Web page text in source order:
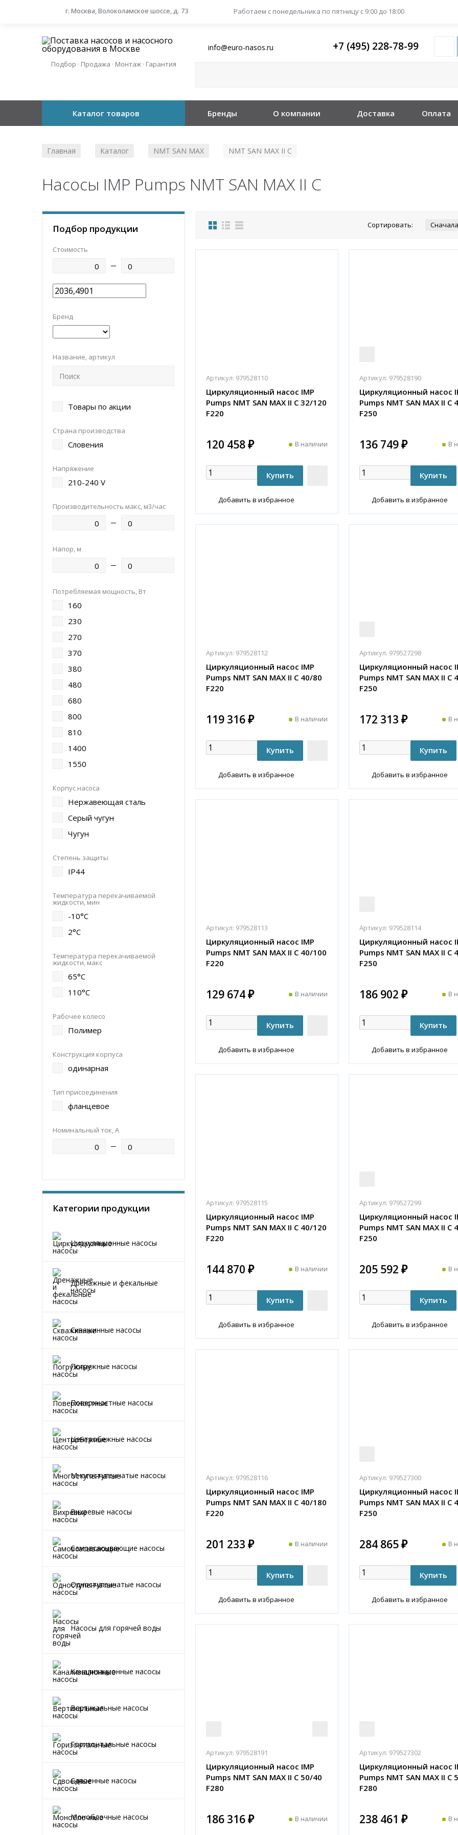
г. Москва, Волоколамское шоссе, д. 73 Работаем с понедельника по пятницу с 9:00 до 18:00
Подбор · Продажа · Монтаж · Гарантия
info@euro-nasos.ru +7 (495) 228-78-99
Каталог товаров Бренды О компании Доставка Оплата
Главная Каталог NMT SAN MAX NMT SAN MAX II C
Насосы IMP Pumps NMT SAN MAX II C
Подбор продукции
Стоимость
Бренд
Название, артикул
Товары по акции
Страна производства
Словения
Напряжение
210-240 V
Производительность макс, м3/час
Напор, м
Потребляемая мощность, Вт
160
230
270
370
380
480
680
800
810
1400
1550
Корпус насоса
Нержавеющая сталь
Серый чугун
Чугун
Степень защиты
IP44
Температура перекачиваемой
жидкости, мин
-10°C
2°C
Температура перекачиваемой
жидкости, макс
65°C
110°C
Рабочее колесо
Полимер
Конструкция корпуса
одинарная
Тип присоединения
фланцевое
Номинальный ток, А
Категории продукции
Циркуляционные насосы
Дренажные и фекальные
насосы
Скважинные насосы
Погружные насосы
Поверхностные насосы
Центробежные насосы
Многоступенчатые насосы
Вихревые насосы
Самовсасывающие насосы
Одноступенчатые насосы
Насосы для горячей воды
Канализационные насосы
Вертикальные насосы
Горизонтальные насосы
Сдвоенные насосы
Моноблочные насосы
Сортировать:
Артикул: 979528110
Циркуляционный насос IMP
Pumps NMT SAN MAX II C 32/120
F220
120 458 ₽ В наличии
Добавить в избранное
Артикул: 979528190
Циркуляционный насос
Pumps NMT SAN MAX II C
F250
136 749 ₽ В
Добавить в избранное
Артикул: 979528112
Циркуляционный насос IMP
Pumps NMT SAN MAX II C 40/80
F220
119 316 ₽ В наличии
Добавить в избранное
Артикул: 979527298
Циркуляционный насос
Pumps NMT SAN MAX II C
F250
172 313 ₽ В
Добавить в избранное
Артикул: 979528113
Циркуляционный насос IMP
Pumps NMT SAN MAX II C 40/100
F220
129 674 ₽ В наличии
Добавить в избранное
Артикул: 979528114
Циркуляционный насос
Pumps NMT SAN MAX II C
F250
186 902 ₽ В
Добавить в избранное
Артикул: 979528115
Циркуляционный насос IMP
Pumps NMT SAN MAX II C 40/120
F220
144 870 ₽ В наличии
Добавить в избранное
Артикул: 979527299
Циркуляционный насос
Pumps NMT SAN MAX II C
F250
205 592 ₽ В
Добавить в избранное
Артикул: 979528116
Циркуляционный насос IMP
Pumps NMT SAN MAX II C 40/180
F220
201 233 ₽ В наличии
Добавить в избранное
Артикул: 979527300
Циркуляционный насос
Pumps NMT SAN MAX II C
F250
284 865 ₽ В
Добавить в избранное
Артикул: 979528191
Циркуляционный насос IMP
Pumps NMT SAN MAX II C 50/40
F280
186 316 ₽ В наличии
Артикул: 979527302
Циркуляционный насос
Pumps NMT SAN MAX II C
F280
238 461 ₽ В